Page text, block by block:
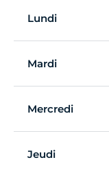
Lundi
Mardi
Mercredi
Jeudi